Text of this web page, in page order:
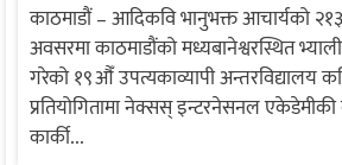
काठमाडौं – आदिकवि भानुभक्त आचार्यको
अवसरमा काठमाडौंको मध्यबानेश्वरस्थित
गरेको १९औँ उपत्यकाव्यापी अन्तरविद्यालय
प्रतियोगितामा नेक्सस् इन्टरनेसनल एकेडेमीकी
कार्की...